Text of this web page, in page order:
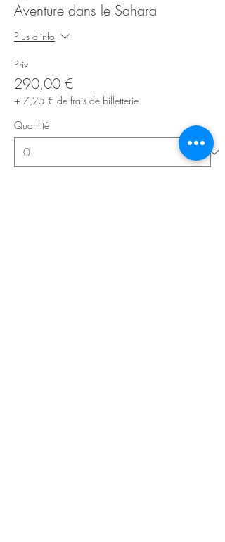
Aventure dans le Sahara
Plus d'info
Prix
290,00 €
+ 7,25 € de frais de billetterie
Quantité